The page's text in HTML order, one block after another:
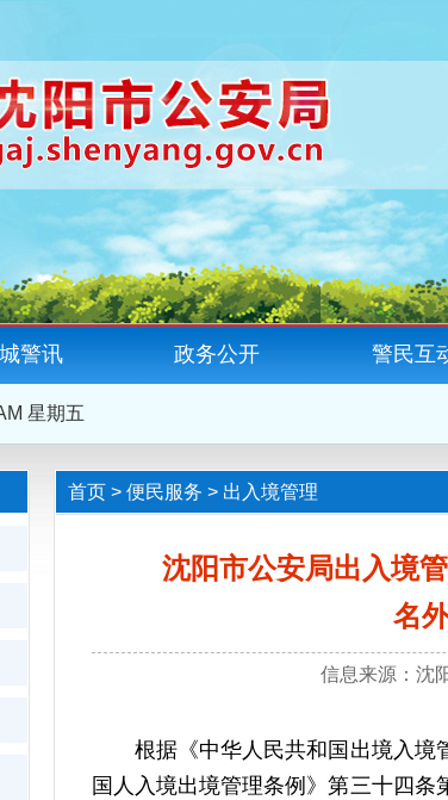
警讯 政务公开 警民互
星期五
首页 > 便民服务 > 出入境管理
沈阳市公安局出入境
名
信息来源：沈
根据《中华人民共和国出境入境
国人入境出境管理条例》第三十四